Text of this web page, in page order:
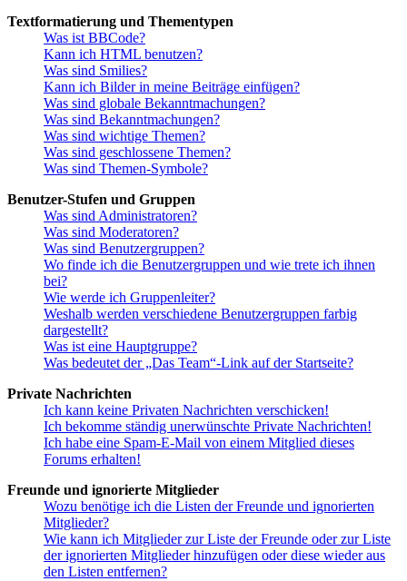
Textformatierung und Thementypen
Was ist BBCode?
Kann ich HTML benutzen?
Was sind Smilies?
Kann ich Bilder in meine Beiträge einfügen?
Was sind globale Bekanntmachungen?
Was sind Bekanntmachungen?
Was sind wichtige Themen?
Was sind geschlossene Themen?
Was sind Themen-Symbole?
Benutzer-Stufen und Gruppen
Was sind Administratoren?
Was sind Moderatoren?
Was sind Benutzergruppen?
Wo finde ich die Benutzergruppen und wie trete ich ihnen
bei?
Wie werde ich Gruppenleiter?
Weshalb werden verschiedene Benutzergruppen farbig
dargestellt?
Was ist eine Hauptgruppe?
Was bedeutet der „Das Team“-Link auf der Startseite?
Private Nachrichten
Ich kann keine Privaten Nachrichten verschicken!
Ich bekomme ständig unerwünschte Private Nachrichten!
Ich habe eine Spam-E-Mail von einem Mitglied dieses
Forums erhalten!
Freunde und ignorierte Mitglieder
Wozu benötige ich die Listen der Freunde und ignorierten
Mitglieder?
Wie kann ich Mitglieder zur Liste der Freunde oder zur Liste
der ignorierten Mitglieder hinzufügen oder diese wieder aus
den Listen entfernen?